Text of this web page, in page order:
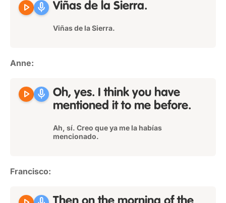
play_arrow mic Viñas de la Sierra.
Viñas de la Sierra.
Anne:
play_arrow mic Oh, yes. I think you have
mentioned it to me before.
Ah, sí. Creo que ya me la habías
mencionado.
Francisco: